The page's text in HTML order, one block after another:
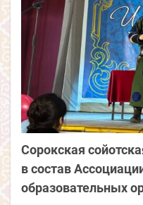
Сорокская
в состав
образовательных